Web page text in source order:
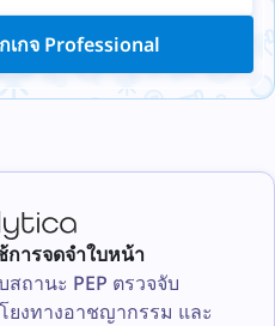
เกจ Professional
การจดจำใบหน้า
ถานะ PEP ตรวจจับ
ยงทางอาชญากรรม และ